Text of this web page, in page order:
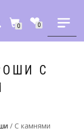
0 0
С
/ С камнями